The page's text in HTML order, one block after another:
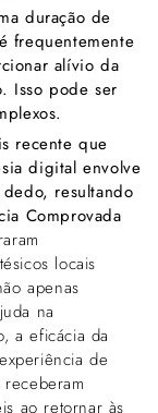
duração de
frequentemente
alívio da
Isso pode ser
recente que
digital envolve
resultando
Comprovada
locais
apenas
na
a eficácia da
de
ao retornar às